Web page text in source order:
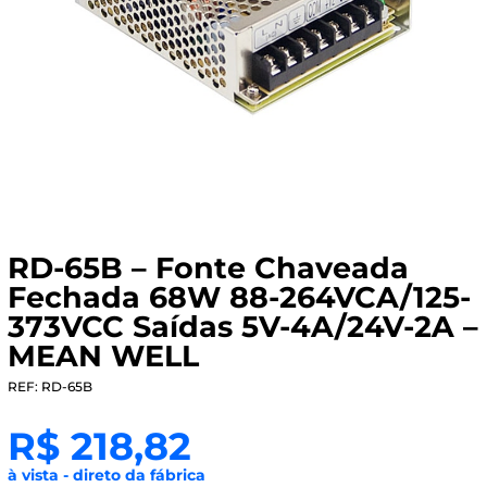
RD-65B – Fonte Chaveada
Fechada 68W 88-264VCA/125-
373VCC Saídas 5V-4A/24V-2A –
MEAN WELL
REF: RD-65B
R$218,82
à vista - direto da fábrica